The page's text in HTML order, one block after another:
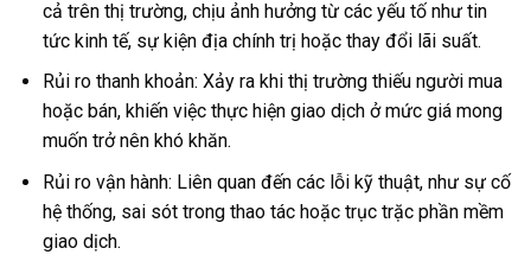
cả trên thị trường, chịu ảnh hưởng từ các yếu tố như tin
tức kinh tế, sự kiện địa chính trị hoặc thay đổi lãi suất.
Rủi ro thanh khoản: Xảy ra khi thị trường thiếu người mua
hoặc bán, khiến việc thực hiện giao dịch ở mức giá mong
muốn trở nên khó khăn.
Rủi ro vận hành: Liên quan đến các lỗi kỹ thuật, như sự cố
hệ thống, sai sót trong thao tác hoặc trục trặc phần mềm
giao dịch.